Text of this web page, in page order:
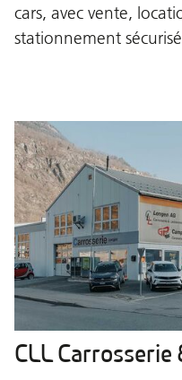
cars, avec vente,
stationnement
CLL Carrosserie